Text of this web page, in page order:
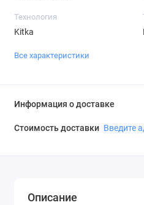
Технология
Kitka
Все характеристики
Информация о доставке
Стоимость доставки Введите
Описание